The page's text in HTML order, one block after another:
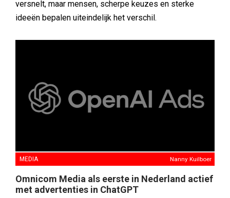
versnelt, maar mensen, scherpe keuzes en sterke
ideeën bepalen uiteindelijk het verschil.
MEDIA Nanny Kuilboer
Omnicom Media als eerste in Nederland actief
met advertenties in ChatGPT